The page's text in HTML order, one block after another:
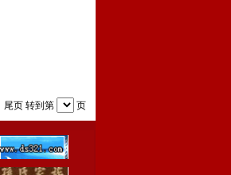
尾页 转到第 页